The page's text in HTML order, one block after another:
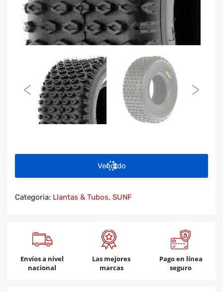
IMPERMEABLE FP CYCLONE NEGRO
NARANJA NEON
Vendido
Vendido
Categoria: Llantas & Tubos, SUNF
Envíos a nivel
nacional
Las mejores
marcas
Pago en línea
seguro